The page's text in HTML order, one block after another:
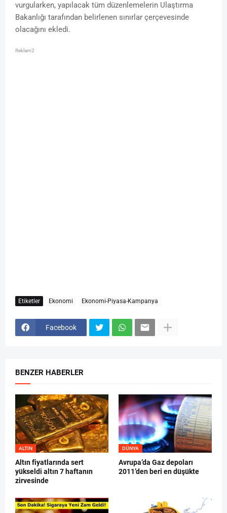
vurgularken, yapılacak tüm düzenlemelerin Ulaştırma
Bakanlığı tarafından belirlenen sınırlar çerçevesinde
olacağını ekledi.
Reklam2
Etiketler Ekonomi Ekonomi-Piyasa-Kampanya
Facebook
BENZER HABERLER
ALTIN
Altın fiyatlarında sert
yükseldi altın 7 haftanın
zirvesinde
DÜNYA
Avrupa’da Gaz depoları
2011’den beri en düşükte